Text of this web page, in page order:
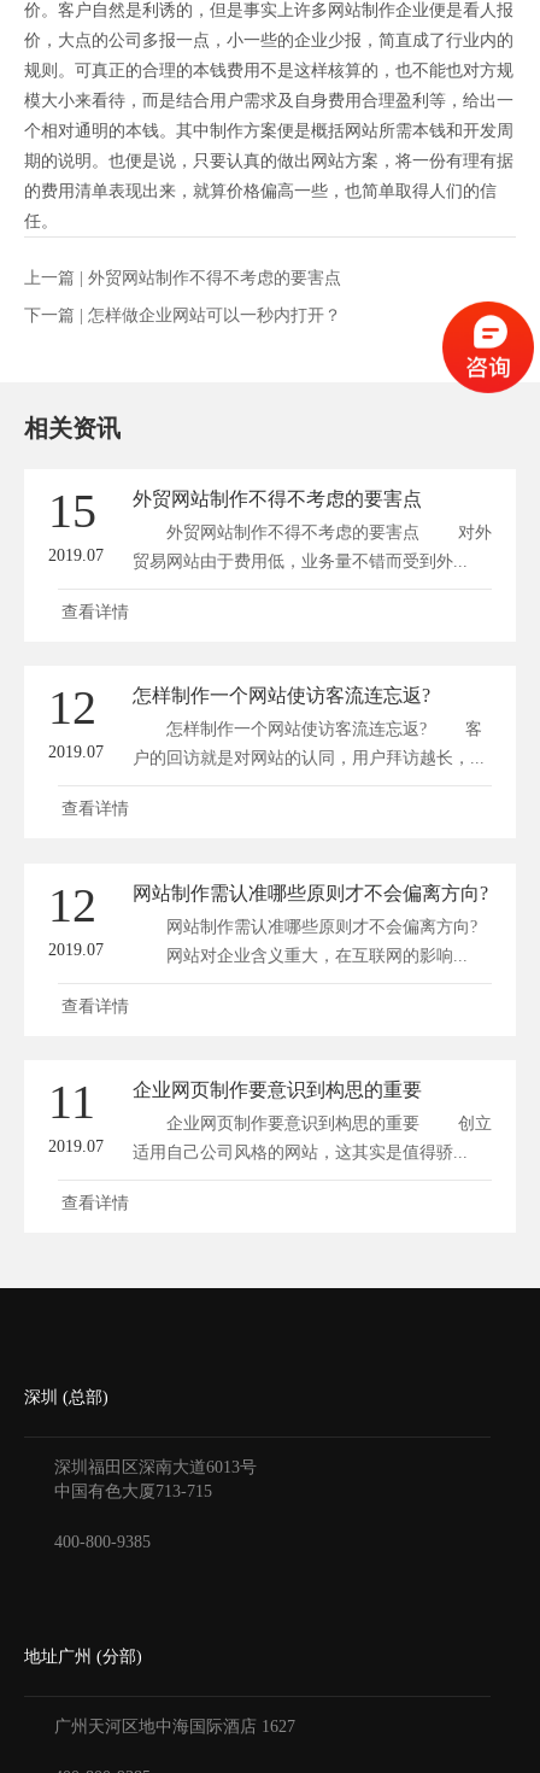
价。客户自然是利诱的，但是事实上许多网站制作企业便是看人报
价，大点的公司多报一点，小一些的企业少报，简直成了行业内的
规则。可真正的合理的本钱费用不是这样核算的，也不能也对方规
模大小来看待，而是结合用户需求及自身费用合理盈利等，给出一
个相对通明的本钱。其中制作方案便是概括网站所需本钱和开发周
期的说明。也便是说，只要认真的做出网站方案，将一份有理有据
的费用清单表现出来，就算价格偏高一些，也简单取得人们的信
任。
上一篇 | 外贸网站制作不得不考虑的要害点
下一篇 | 怎样做企业网站可以一秒内打开？
相关资讯
15
2019.07
外贸网站制作不得不考虑的要害点
外贸网站制作不得不考虑的要害点 对外
贸易网站由于费用低，业务量不错而受到外...
查看详情
12
2019.07
怎样制作一个网站使访客流连忘返?
怎样制作一个网站使访客流连忘返? 客
户的回访就是对网站的认同，用户拜访越长，...
查看详情
12
2019.07
网站制作需认准哪些原则才不会偏离方向?
网站制作需认准哪些原则才不会偏离方向?
网站对企业含义重大，在互联网的影响...
查看详情
11
2019.07
企业网页制作要意识到构思的重要
企业网页制作要意识到构思的重要 创立
适用自己公司风格的网站，这其实是值得骄...
查看详情
深圳 (总部)
深圳福田区深南大道6013号
中国有色大厦713-715
400-800-9385
地址广州 (分部)
广州天河区地中海国际酒店 1627